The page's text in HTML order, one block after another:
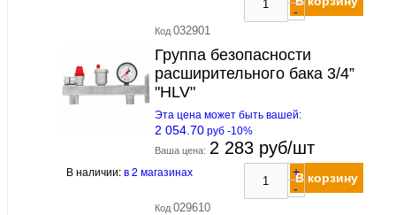
-
Код 032901
Группа безопасности
расширительного бака 3/4”
"HLV"
Эта цена может быть вашей:
2 054.70 руб -10%
Ваша цена: 2 283 руб/шт
В наличии:в 2 магазинах
+
-
В корзину
Код 029610